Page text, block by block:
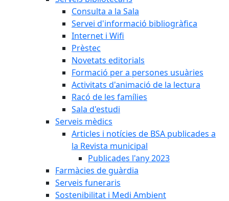
Consulta a la Sala
Servei d'informació bibliogràfica
Internet i Wifi
Prèstec
Novetats editorials
Formació per a persones usuàries
Activitats d'animació de la lectura
Racó de les famílies
Sala d'estudi
Serveis mèdics
Articles i notícies de BSA publicades a
la Revista municipal
Publicades l'any 2023
Farmàcies de guàrdia
Serveis funeraris
Sostenibilitat i Medi Ambient